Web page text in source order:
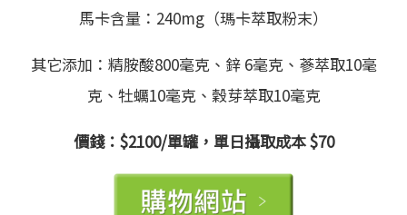
馬卡含量：240mg（瑪卡萃取粉末）
其它添加：精胺酸800毫克、鋅 6毫克、蔘萃取10毫
克、牡蠣10毫克、穀芽萃取10毫克
價錢：$2100/單罐，單日攝取成本 $70